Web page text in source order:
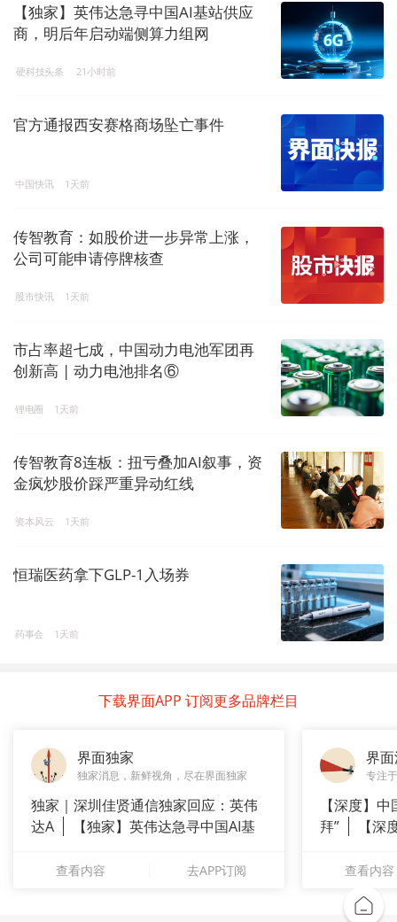
【独家】英伟达急寻中国AI基站供应
商，明后年启动端侧算力组网
硬科技头条 21小时前
官方通报西安赛格商场坠亡事件
中国快讯 1天前
传智教育：如股价进一步异常上涨，
公司可能申请停牌核查
股市快讯 1天前
市占率超七成，中国动力电池军团再
创新高 | 动力电池排名⑥
锂电圈 1天前
传智教育8连板：扭亏叠加AI叙事，资
金疯炒股价踩严重异动红线
资本风云 1天前
恒瑞医药拿下GLP-1入场券
药事会 1天前
下载界面APP 订阅更多品牌栏目
界面独家
独家消息，新鲜视角，尽在界面独家
独家｜深圳佳贤通信独家回应：英伟
达A
【独家】英伟达急寻中国AI基
查看内容 去APP订阅
界
专注
【深度】
拜”
【
查看内容